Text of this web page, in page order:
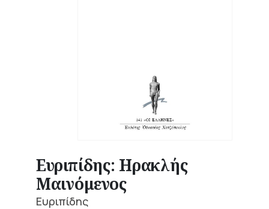
Ευριπίδης: Ηρακλής
Μαινόμενος
Ευριπίδης